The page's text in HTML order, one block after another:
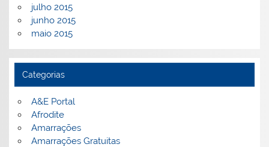
julho 2015
junho 2015
maio 2015
Categorias
A&E Portal
Afrodite
Amarrações
Amarrações Gratuitas